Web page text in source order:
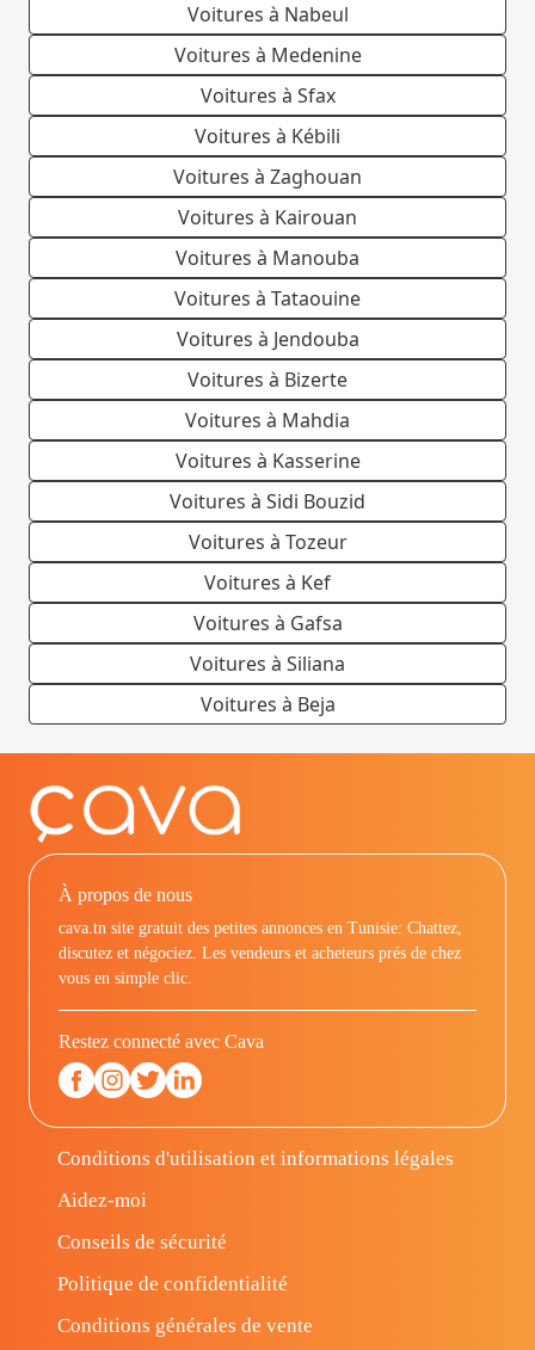
Voitures à Nabeul
Voitures à Medenine
Voitures à Sfax
Voitures à Kébili
Voitures à Zaghouan
Voitures à Kairouan
Voitures à Manouba
Voitures à Tataouine
Voitures à Jendouba
Voitures à Bizerte
Voitures à Mahdia
Voitures à Kasserine
Voitures à Sidi Bouzid
Voitures à Tozeur
Voitures à Kef
Voitures à Gafsa
Voitures à Siliana
Voitures à Beja
À propos de nous
cava.tn site gratuit des petites annonces en Tunisie: Chattez,
discutez et négociez. Les vendeurs et acheteurs prés de chez
vous en simple clic.
Restez connecté avec Cava
Conditions d'utilisation et informations légales
Aidez-moi
Conseils de sécurité
Politique de confidentialité
Conditions générales de vente